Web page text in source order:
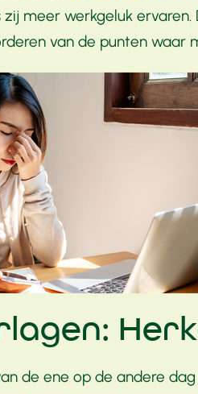
meer werkgeluk
van de punten
de ene op de andere